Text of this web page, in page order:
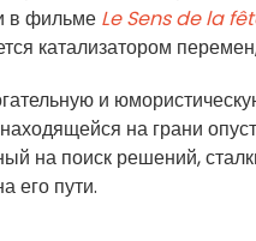
в фильме Le Sens de la
катализатором
и
на грани
на поиск решений,
его пути.